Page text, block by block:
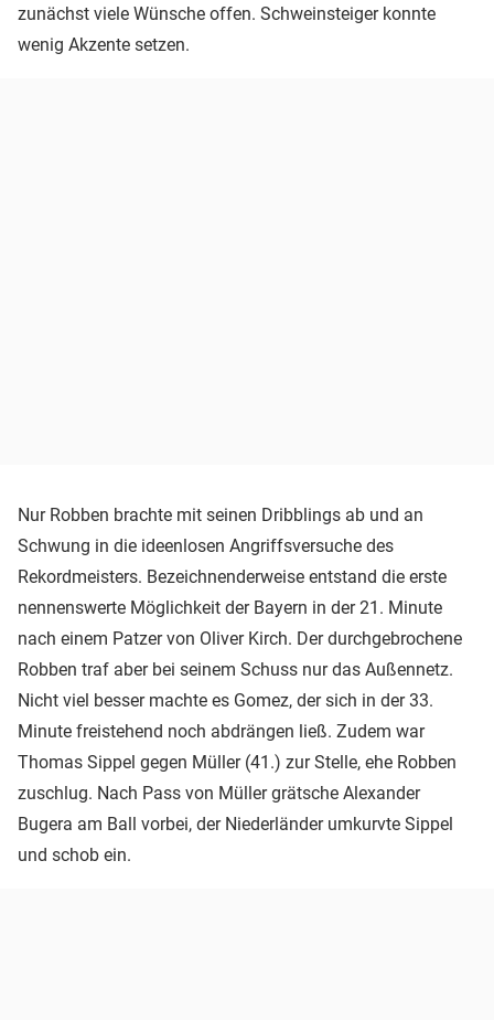
zunächst viele Wünsche offen. Schweinsteiger konnte
wenig Akzente setzen.
Nur Robben brachte mit seinen Dribblings ab und an
Schwung in die ideenlosen Angriffsversuche des
Rekordmeisters. Bezeichnenderweise entstand die erste
nennenswerte Möglichkeit der Bayern in der 21. Minute
nach einem Patzer von Oliver Kirch. Der durchgebrochene
Robben traf aber bei seinem Schuss nur das Außennetz.
Nicht viel besser machte es Gomez, der sich in der 33.
Minute freistehend noch abdrängen ließ. Zudem war
Thomas Sippel gegen Müller (41.) zur Stelle, ehe Robben
zuschlug. Nach Pass von Müller grätsche Alexander
Bugera am Ball vorbei, der Niederländer umkurvte Sippel
und schob ein.